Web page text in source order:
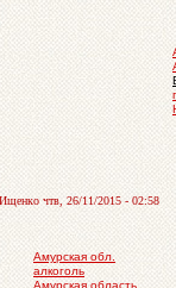
чтв, 26/11/2015 - 02:58
Амурская обл.
алкоголь